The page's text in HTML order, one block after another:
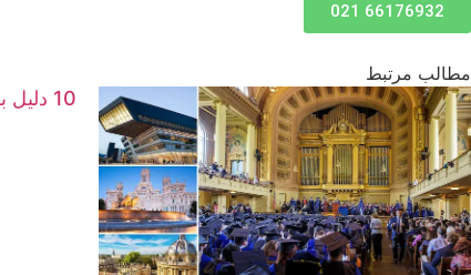
66176932 021
مطالب مرتبط
10 دلیل برای سفر به ایتالیا؛ کشوری که هر گردشگری عاشق آن می‌شود